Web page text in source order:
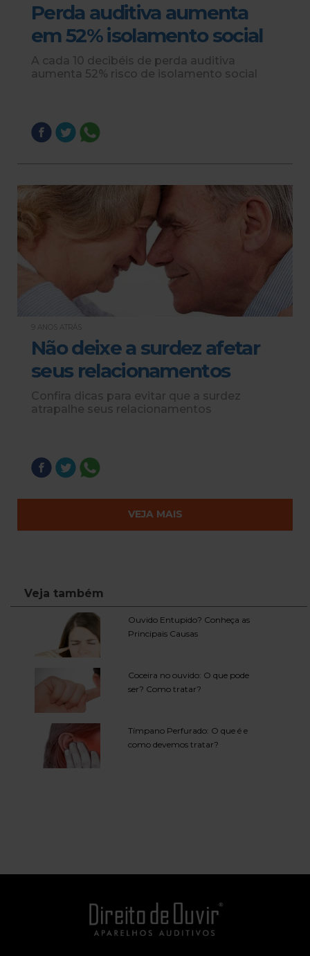
Perda auditiva aumenta
em 52% isolamento social
A cada 10 decibéis de perda auditiva
aumenta 52% risco de isolamento social
9 ANOS ATRÁS
Não deixe a surdez afetar
seus relacionamentos
Confira dicas para evitar que a surdez
atrapalhe seus relacionamentos
VEJA MAIS
Ouvido Entupido? Conheça as
Principais Causas
Coceira no ouvido: O que pode
ser? Como tratar?
Tímpano Perfurado: O que é e
como devemos tratar?
Veja também